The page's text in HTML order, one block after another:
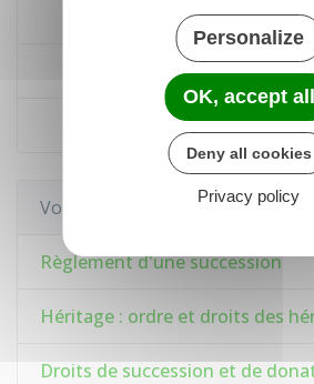
Code civil : article 813
Code civil : articles 813-1 à
Code de procédure civile :
Voir aussi
Règlement d'une succession
Héritage : ordre et droits des
Droits de succession et de
Personalize
OK, accept all
Deny all cookies
Privacy policy